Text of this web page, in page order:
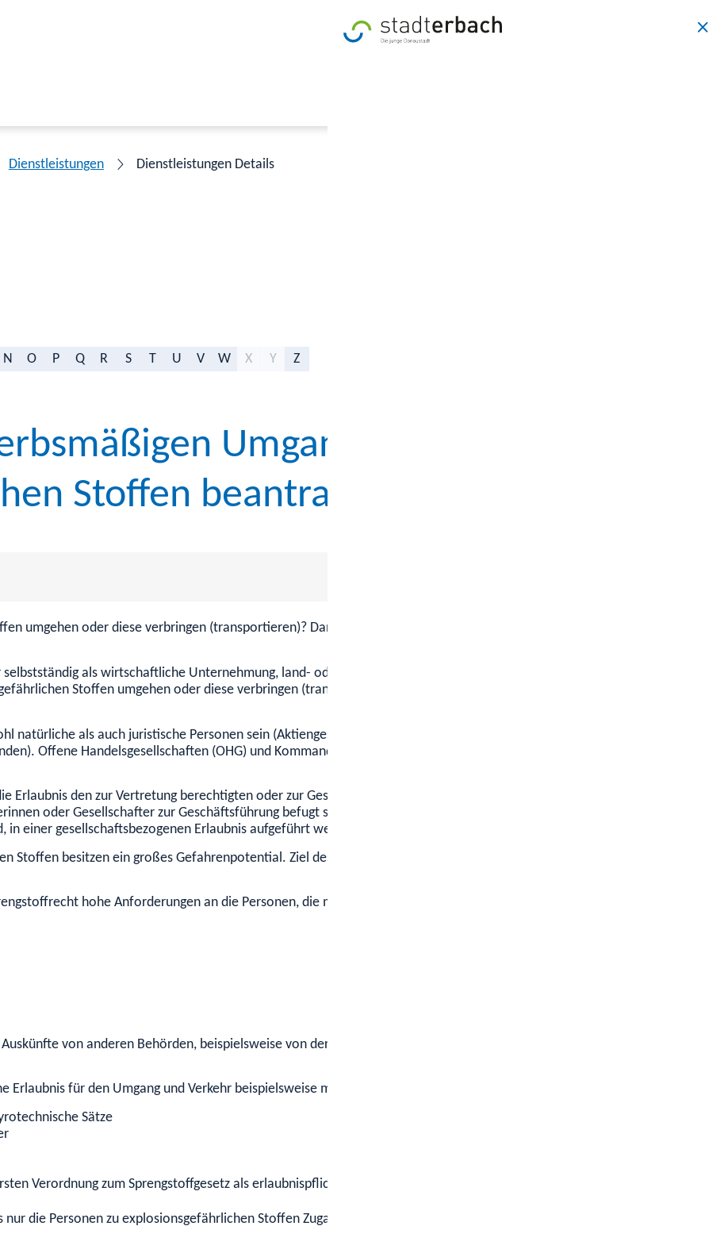
Dienstleistungen Dienstleistungen Details
N O P Q R S T U V W X Y Z
Umgang und Verkehr mit
Stoffen beantragen
umgehen oder diese verbringen (transportieren)? Dann benötigen Sie hierzu eine Erlaubnis von der örtlich
als wirtschaftliche Unternehmung, land- oder forstwirtschaftlicher Betrieb oder bei der Beschäftigung von
Stoffen umgehen oder diese verbringen (transportieren) wollen, benötigen Sie hierzu eine Erlaubnis der
natürliche als auch juristische Personen sein (Aktiengesellschaften (AG), Gesellschaften mit beschränkter Haftung
Offene Handelsgesellschaften (OHG) und Kommanditgesellschaften (KG und GmbH Co KG) sind den juristi
Erlaubnis den zur Vertretung berechtigten oder zur Geschäftsführung befugten Gesellschafterinnen oder
oder Gesellschafter zur Geschäftsführung befugt sein. Dann müssen alle Personen, die dort für
einer gesellschaftsbezogenen Erlaubnis aufgeführt werden.
Stoffen besitzen ein großes Gefahrenpotential. Ziel des Sprengstoffgesetzes ist es, Menschen und Sachen vor diesen
hohe Anforderungen an die Personen, die mit explosionsgefährlichen Stoffen umgehen wollen.
von anderen Behörden, beispielsweise von der Polizei, der Staatsanwaltschaft und der
für den Umgang und Verkehr beispielsweise mit folgenden explosionsgefährlichen Stoffen:
Sätze
Verordnung zum Sprengstoffgesetz als erlaubnispflichtig aufgeführt sind, beispielsweise mit Blitzknallsatz
die Personen zu explosionsgefährlichen Stoffen Zugang erhalten, die die Anforderungen an einen sicheren Umgang